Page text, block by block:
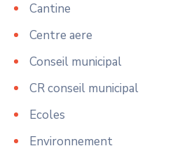
Cantine
Centre aere
Conseil municipal
CR conseil municipal
Ecoles
Environnement